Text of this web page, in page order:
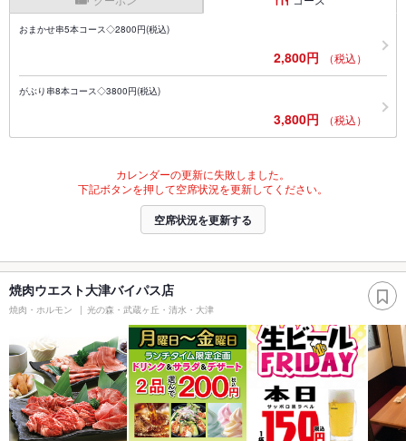
おまかせ串5本コース◇2800円(税込)
2,800円 （税込）
がぶり串8本コース◇3800円(税込)
3,800円 （税込）
カレンダーの更新に失敗しました。
下記ボタンを押して空席状況を更新してください。
空席状況を更新する
焼肉ウエスト大津バイパス店
焼肉・ホルモン 光の森・武蔵ヶ丘・清水・大津